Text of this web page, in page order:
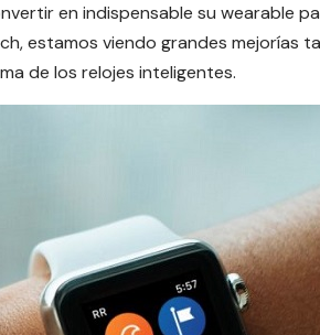
en indispensable su wearable
estamos viendo grandes mejorías
de los relojes inteligentes.